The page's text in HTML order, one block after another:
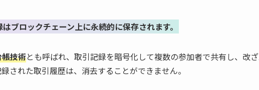
はブロックチェーン上に永続的に保存されます。
技術とも呼ばれ、取引記録を暗号化して複数の参加者で共有し、改
された取引履歴は、消去することができません。